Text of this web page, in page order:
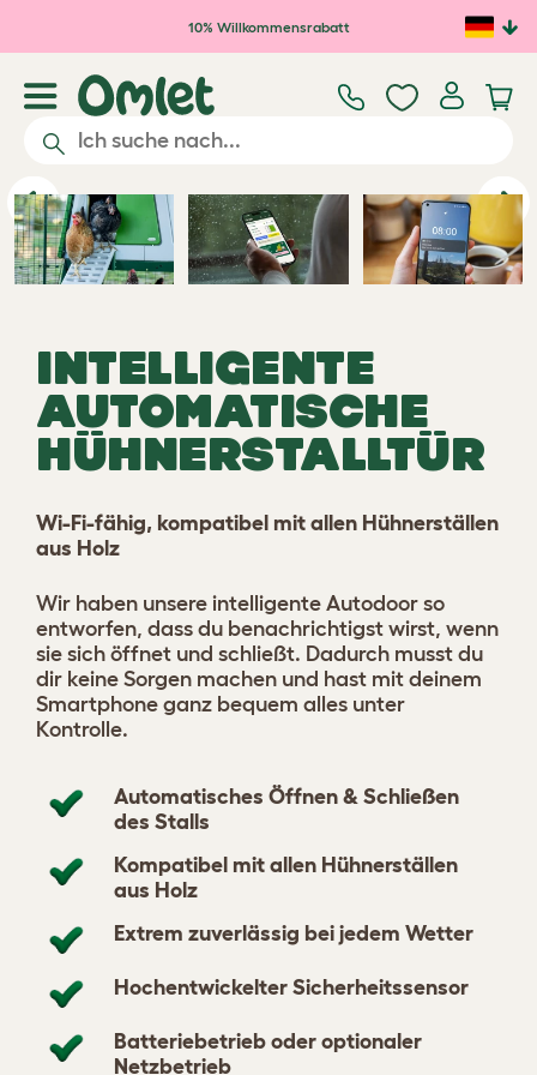
Zum Hauptinhalt springen
10% Willkommensrabatt
Previous
INTELLIGENTE
AUTOMATISCHE
HÜHNERSTALLTÜR
Wi-Fi-fähig, kompatibel mit allen Hühnerställen
aus Holz
Wir haben unsere intelligente Autodoor so
entworfen, dass du benachrichtigst wirst, wenn
sie sich öffnet und schließt. Dadurch musst du
dir keine Sorgen machen und hast mit deinem
Smartphone ganz bequem alles unter
Kontrolle.
Automatisches Öffnen & Schließen
des Stalls
Kompatibel mit allen Hühnerställen
aus Holz
Extrem zuverlässig bei jedem Wetter
Hochentwickelter Sicherheitssensor
Batteriebetrieb oder optionaler
Netzbetrieb